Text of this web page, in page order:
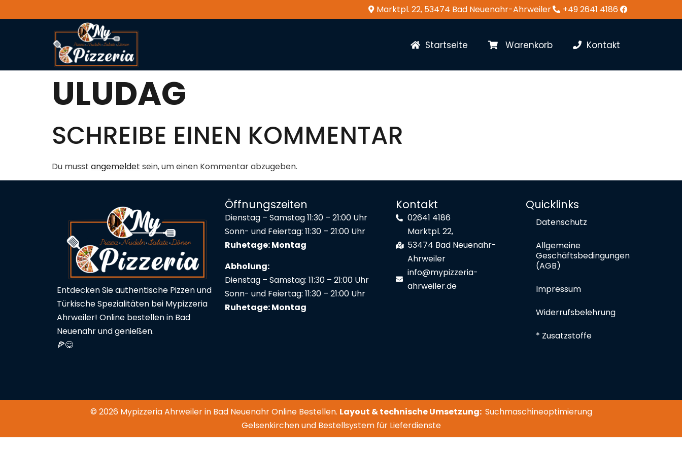
Marktpl. 22, 53474 Bad Neuenahr-Ahrweiler +49 2641 4186
Startseite Warenkorb Kontakt
ULUDAG
SCHREIBE EINEN KOMMENTAR
Du musst angemeldet sein, um einen Kommentar abzugeben.
Entdecken Sie authentische Pizzen und
Türkische Spezialitäten bei Mypizzeria
Ahrweiler! Online bestellen in Bad
Neuenahr und genießen.
🍕😋
Öffnungszeiten
Dienstag – Samstag 11:30 – 21:00 Uhr
Sonn- und Feiertag: 11:30 – 21:00 Uhr
Ruhetage: Montag
Abholung:
Dienstag – Samstag: 11:30 – 21:00 Uhr
Sonn- und Feiertag: 11:30 – 21:00 Uhr
Ruhetage: Montag
Kontakt
02641 4186
Marktpl. 22,
53474 Bad Neuenahr-
Ahrweiler
info@mypizzeria-
ahrweiler.de
Quicklinks
Datenschutz
Allgemeine
Geschäftsbedingungen
(AGB)
Impressum
Widerrufsbelehrung
* Zusatzstoffe
© 2026 Mypizzeria Ahrweiler in Bad Neuenahr Online Bestellen. Layout & technische Umsetzung: Suchmaschineoptimierung
Gelsenkirchenund Bestellsystem für Lieferdienste